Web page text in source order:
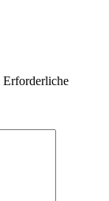
Erforderliche